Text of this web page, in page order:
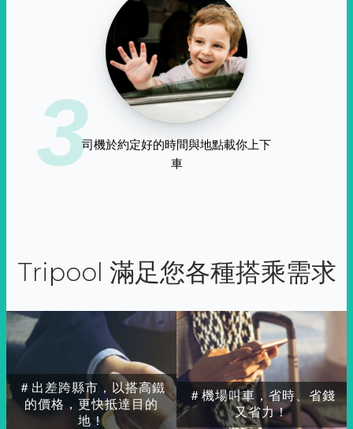
3司機於約定好的時間與地點載你上下
車
Tripool 滿足您各種搭乘需求
＃出差跨縣市，以搭高鐵
的價格，更快抵達目的
地！
＃機場叫車，省時、省錢
又省力！